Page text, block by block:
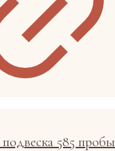
585 пробы